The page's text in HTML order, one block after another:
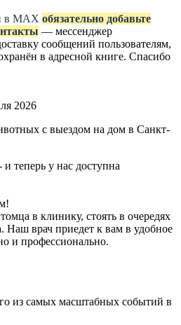
в МАХ обязательно добавьте
— мессенджер
сообщений пользователям,
в адресной книге. Спасибо
2026
с выездом на дом в Санкт-
теперь у нас доступна
в клинику, стоять в очередях
Наш врач приедет к вам в удобное
и профессионально.
из самых масштабных событий в